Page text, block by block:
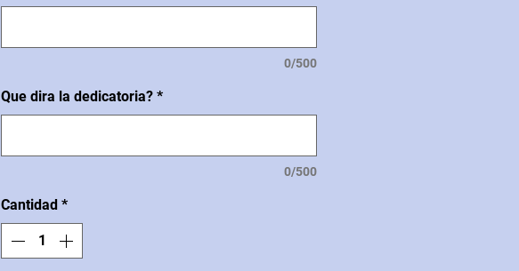
0/500
Que dira la dedicatoria? *
0/500
Cantidad *